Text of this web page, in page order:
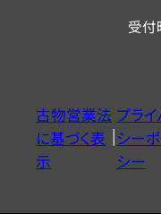
ー
ヤ
ル
受付
古物営業法
に基づく表
示
プラ
シー
シー